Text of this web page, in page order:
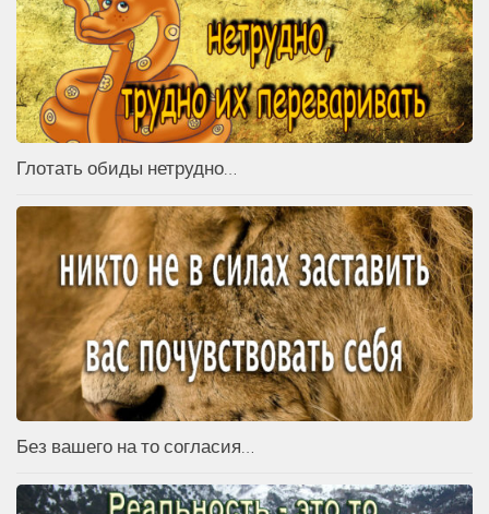
Глотать обиды нетрудно…
Без вашего на то согласия…